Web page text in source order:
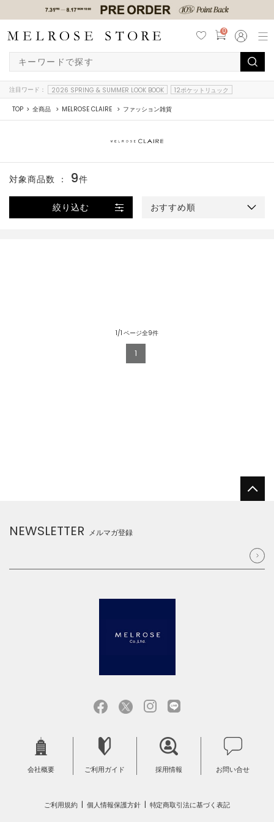
0
注目ワード： 2026 SPRING & SUMMER LOOK BOOK 12ポケットリュック
TOP 全商品 MELROSE CLAIRE ファッション雑貨
絞り込む おすすめ順
対象商品数 ： 9件
1/1 ページ全9件
1
NEWSLETTER メルマガ登録
会社概要 ご利用ガイド 採用情報 お問い合せ
ご利用規約 個人情報保護方針 特定商取引法に基づく表記